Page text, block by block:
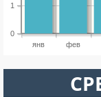
янв фев
0
1